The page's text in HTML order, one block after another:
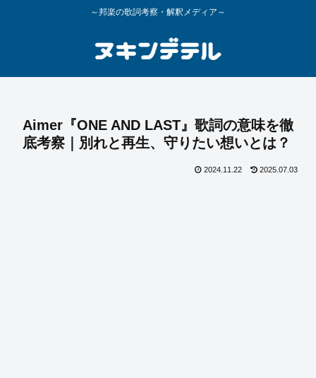
～邦楽の歌詞考察・解釈メディア～
Aimer『ONE AND LAST』歌詞の意味を徹
底考察｜別れと再生、守りたい想いとは？
2024.11.22 2025.07.03